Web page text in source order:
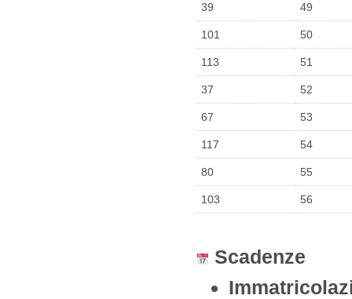
39 49
101 50
113 51
37 52
67 53
117 54
80 55
103 56
Scadenze